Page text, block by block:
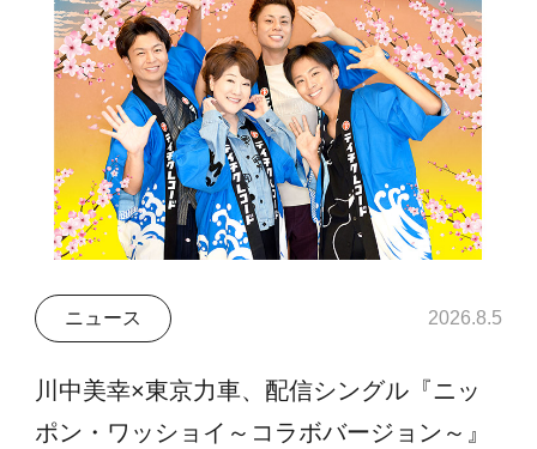
ニュース 2026.8.5
川中美幸×東京力車、配信シングル『ニッ
ポン・ワッショイ～コラボバージョン～』